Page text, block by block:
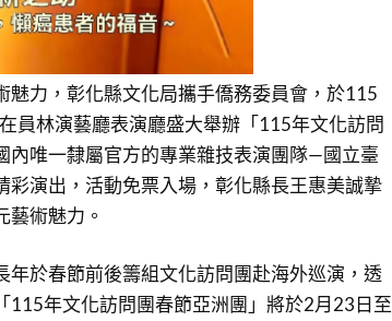
魅力，彰化縣文化局攜手僑務委員會，於115
員林演藝廳表演廳盛大舉辦「115年文化訪問
內唯一隸屬官方的專業雜技表演團隊—國立臺
彩演出，活動免票入場，彰化縣長王惠美誠摯
藝術魅力。
年於春節前後籌組文化訪問團赴海外巡演，透
115年文化訪問團春節亞洲團」將於2月23日至